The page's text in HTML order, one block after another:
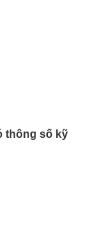
thông số kỹ